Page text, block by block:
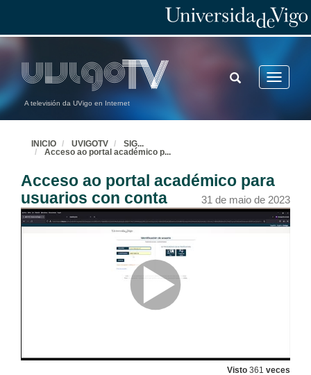
A televisión da UVigo en Internet
Toggle
TOGGLE
SEARCH
INICIO UVIGOTV SIG...
Acceso ao portal académico p...
Acceso ao portal académico para
usuarios con conta
31 de maio de 2023
Visto 361 veces